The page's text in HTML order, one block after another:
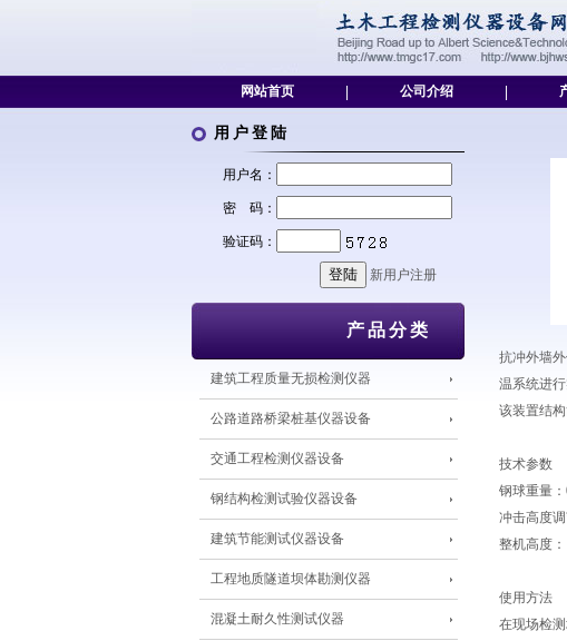
网站首页
公司介绍
用户登陆
用户名：
密 码：
验证码：
新用户注册
产品分类
建筑工程质量无损检测仪器
公路道路桥梁桩基仪器设备
交通工程检测仪器设备
钢结构检测试验仪器设备
建筑节能测试仪器设备
工程地质隧道坝体勘测仪器
混凝土耐久性测试仪器
抗冲外墙
温系统进行
该装置结
技术参数
钢球重量
冲击高度
整机高度
使用方法
在现场检